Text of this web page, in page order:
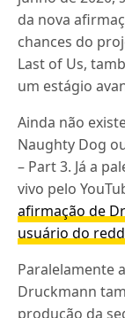
da nova
chances do
Last of Us,
um estágio
Ainda não
Naughty Dog
– Part 3. Já a
vivo pelo
afirmação de
usuário do
Paralelamente
Druckmann
produção da